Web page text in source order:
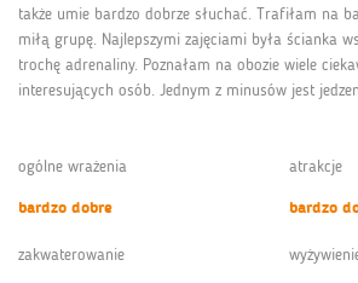
także umie bardzo dobrze słuchać. Trafiłam na
miłą grupę. Najlepszymi zajęciami była ścianka
trochę adrenaliny. Poznałam na obozie wiele
interesujących osób. Jednym z minusów jest
ogólne wrażenia
bardzo dobre
atrakcje
bardzo
zakwaterowanie